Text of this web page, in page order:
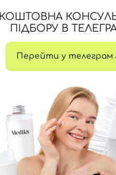
ПІДБОРУ В
Перейти у телеграм